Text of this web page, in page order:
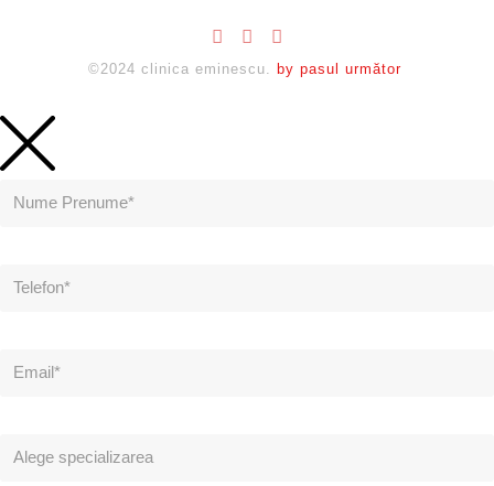
©2024 clinica eminescu. by pasul următor